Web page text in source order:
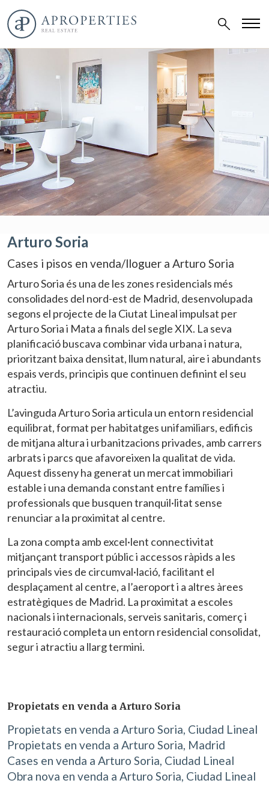
Arturo Soria
Cases i pisos en venda/lloguer a Arturo Soria
Arturo Soria és una de les zones residencials més
consolidades del nord-est de Madrid, desenvolupada
segons el projecte de la Ciutat Lineal impulsat per
Arturo Soria i Mata a finals del segle XIX. La seva
planificació buscava combinar vida urbana i natura,
prioritzant baixa densitat, llum natural, aire i abundants
espais verds, principis que continuen definint el seu
atractiu.
L’avinguda Arturo Soria articula un entorn residencial
equilibrat, format per habitatges unifamiliars, edificis
de mitjana altura i urbanitzacions privades, amb carrers
arbrats i parcs que afavoreixen la qualitat de vida.
Aquest disseny ha generat un mercat immobiliari
estable i una demanda constant entre famílies i
professionals que busquen tranquil·litat sense
renunciar a la proximitat al centre.
La zona compta amb excel·lent connectivitat
mitjançant transport públic i accessos ràpids a les
principals vies de circumval·lació, facilitant el
desplaçament al centre, a l’aeroport i a altres àrees
estratègiques de Madrid. La proximitat a escoles
nacionals i internacionals, serveis sanitaris, comerç i
restauració completa un entorn residencial consolidat,
segur i atractiu a llarg termini.
Propietats en venda a Arturo Soria
Propietats en venda a Arturo Soria, Ciudad Lineal
Propietats en venda a Arturo Soria, Madrid
Cases en venda a Arturo Soria, Ciudad Lineal
Obra nova en venda a Arturo Soria, Ciudad Lineal
Modificar cookies